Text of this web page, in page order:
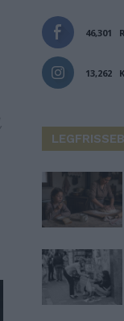
46,301
13,262